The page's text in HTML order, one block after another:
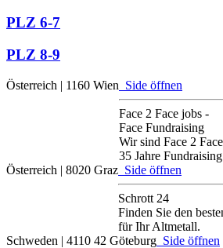
PLZ 6-7
PLZ 8-9
Österreich | 1160 Wien Side öffnen
Face 2 Face jobs -
Face Fundraising
Wir sind Face 2
35 Jahre
Österreich | 8020 Graz Side öffnen
Schrott 24
Finden Sie den
für Ihr Altmetall.
Schweden | 4110 42 Göteburg Side öffnen